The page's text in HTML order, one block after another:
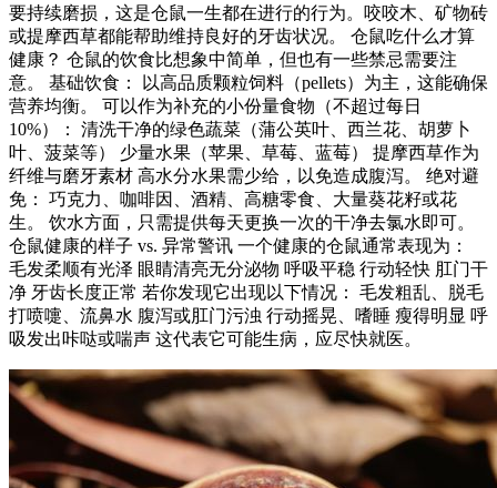
要持续磨损，这是仓鼠一生都在进行的行为。咬咬木、矿物砖
或提摩西草都能帮助维持良好的牙齿状况。 仓鼠吃什么才算
健康？ 仓鼠的饮食比想象中简单，但也有一些禁忌需要注
意。 基础饮食： 以高品质颗粒饲料（pellets）为主，这能确保
营养均衡。 可以作为补充的小份量食物（不超过每日
10%）： 清洗干净的绿色蔬菜（蒲公英叶、西兰花、胡萝卜
叶、菠菜等） 少量水果（苹果、草莓、蓝莓） 提摩西草作为
纤维与磨牙素材 高水分水果需少给，以免造成腹泻。 绝对避
免： 巧克力、咖啡因、酒精、高糖零食、大量葵花籽或花
生。 饮水方面，只需提供每天更换一次的干净去氯水即可。
仓鼠健康的样子 vs. 异常警讯 一个健康的仓鼠通常表现为：
毛发柔顺有光泽 眼睛清亮无分泌物 呼吸平稳 行动轻快 肛门干
净 牙齿长度正常 若你发现它出现以下情况： 毛发粗乱、脱毛
打喷嚏、流鼻水 腹泻或肛门污浊 行动摇晃、嗜睡 瘦得明显 呼
吸发出咔哒或喘声 这代表它可能生病，应尽快就医。